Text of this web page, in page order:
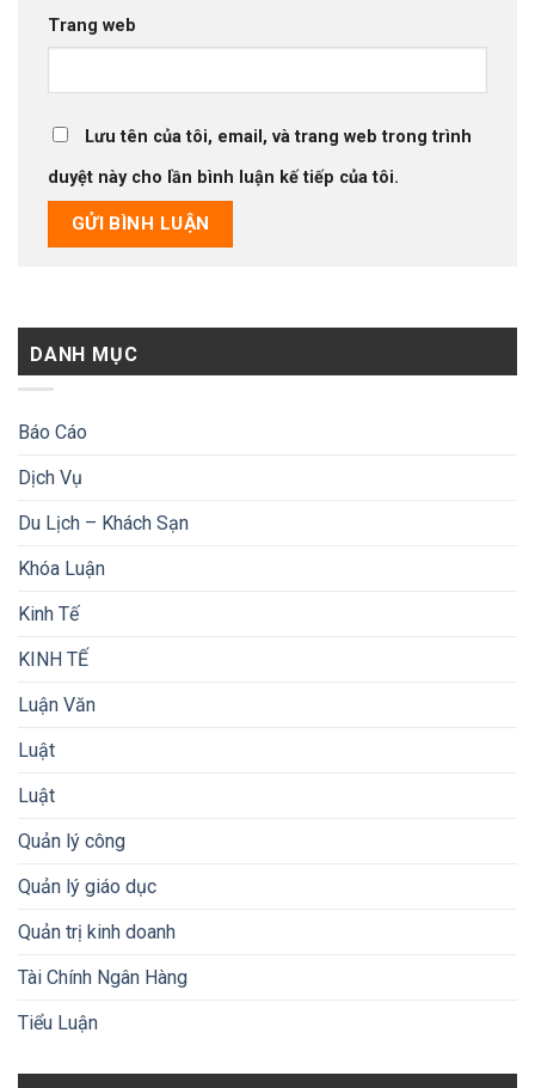
Trang web
Lưu tên của tôi, email, và trang web trong trình
duyệt này cho lần bình luận kế tiếp của tôi.
DANH MỤC
Báo Cáo
Dịch Vụ
Du Lịch – Khách Sạn
Khóa Luận
Kinh Tế
KINH TẾ
Luận Văn
Luật
Luật
Quản lý công
Quản lý giáo dục
Quản trị kinh doanh
Tài Chính Ngân Hàng
Tiểu Luận